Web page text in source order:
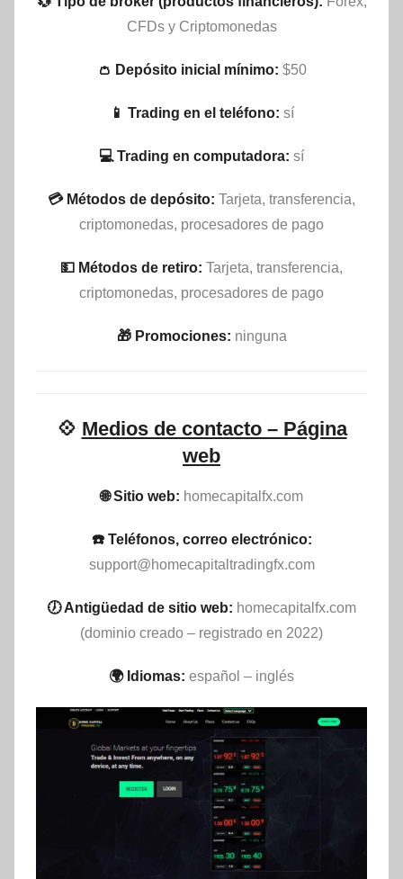
CFDs y Criptomonedas
👛 Depósito inicial mínimo: $50
📱 Trading en el teléfono: sí
💻 Trading en computadora: sí
💳 Métodos de depósito: Tarjeta, transferencia,
criptomonedas, procesadores de pago
💵​ Métodos de retiro: Tarjeta, transferencia,
criptomonedas, procesadores de pago
🎁 Promociones: ninguna
💠 Medios de contacto – Página
web
🌐 Sitio web: homecapitalfx.com
☎️ Teléfonos, correo electrónico:
support@homecapitaltradingfx.com
🕖 Antigüedad de sitio web: homecapitalfx.com
(dominio creado – registrado en 2022)
🌍 Idiomas: español – inglés